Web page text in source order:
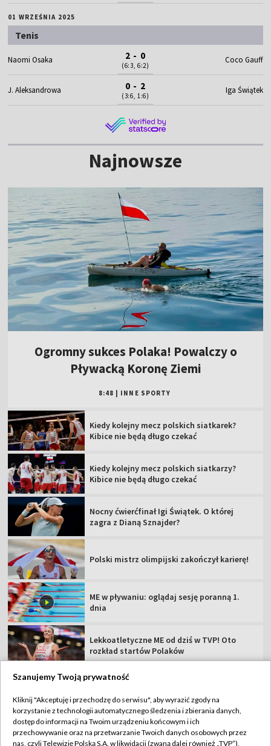
01 WRZEŚNIA 2025
Tenis
Naomi Osaka 2 - 0
(6:3, 6:2)
Coco Gauff
J. Aleksandrowa 0 - 2
(3:6, 1:6)
Iga Świątek
Najnowsze
Ogromny sukces Polaka! Powalczy o
Pływacką Koronę Ziemi
8:48 INNE SPORTY
Kiedy kolejny mecz polskich siatkarek?
Kibice nie będą długo czekać
Kiedy kolejny mecz polskich siatkarzy?
Kibice nie będą długo czekać
Nocny ćwierćfinał Igi Świątek. O której
zagra z Dianą Sznajder?
Polski mistrz olimpijski zakończył karierę!
ME w pływaniu: oglądaj sesję poranną 1.
dnia
Lekkoatletyczne ME od dziś w TVP! Oto
rozkład startów Polaków
TVP
Abonament TVP
Regulamin TVP
Szanujemy Twoją prywatność
Kliknij "Akceptuję i przechodzę do serwisu", aby wyrazić zgody na
korzystanie z technologii automatycznego śledzenia i zbierania danych,
dostęp do informacji na Twoim urządzeniu końcowym i ich
przechowywanie oraz na przetwarzanie Twoich danych osobowych przez
nas, czyli Telewizję Polską S.A. w likwidacji (zwaną dalej również „TVP”),